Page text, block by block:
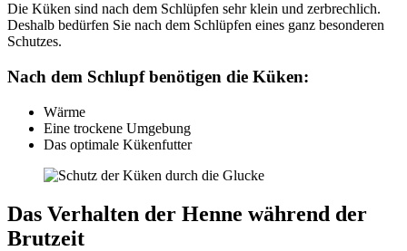
Die Küken sind nach dem Schlüpfen sehr klein und zerbrechlich.
Deshalb bedürfen Sie nach dem Schlüpfen eines ganz besonderen
Schutzes.
Nach dem Schlupf benötigen die Küken:
Wärme
Eine trockene Umgebung
Das optimale Kükenfutter
Das Verhalten der Henne während der
Brutzeit